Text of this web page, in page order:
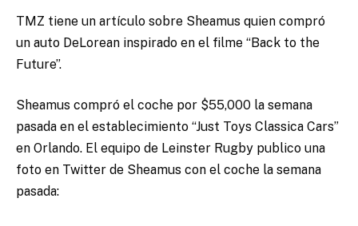
TMZ tiene un artículo sobre Sheamus quien compró
un auto DeLorean inspirado en el filme “Back to the
Future”.
Sheamus compró el coche por $55,000 la semana
pasada en el establecimiento “Just Toys Classica Cars”
en Orlando. El equipo de Leinster Rugby publico una
foto en Twitter de Sheamus con el coche la semana
pasada: